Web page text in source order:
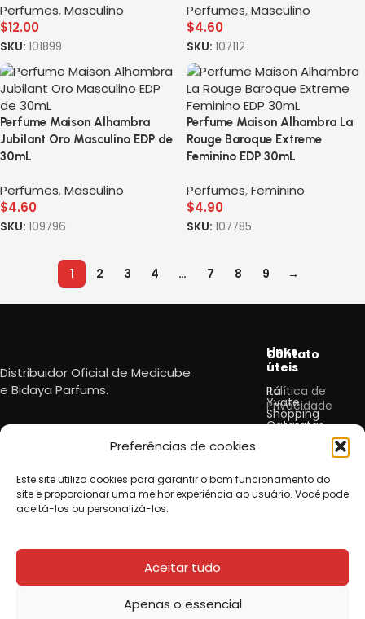
Preferências de cookies
Este site utiliza cookies para garantir o bom funcionamento do
site e proporcionar uma melhor experiência ao usuário. Você pode
aceitá-los ou personalizá-los.
Aceitar tudo
Apenas o essencial
Perfumes,Masculino
$12.00
SKU: 101899
Perfumes,Masculino
$4.60
SKU: 107112
Perfume Maison Alhambra
Jubilant Oro Masculino EDP de
30mL
Perfumes,Masculino
$4.60
SKU: 109796
Perfume Maison Alhambra La
Rouge Baroque Extreme
Feminino EDP 30mL
Perfumes,Feminino
$4.90
SKU: 107785
1 2 3 4 … 7 8 9 →
Read More
Distribuidor Oficial de Medicube
e Bidaya Parfums.
Links
úteis
Política de
Privacidade
Seja um
Revendedor
Conosco
Itá
Yvate
Shopping
Cataratas,
Contato
Siga-